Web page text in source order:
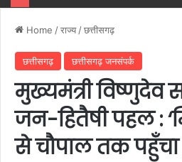
Home /राज्य /छत्तीसगढ़
छत्तीसगढ़ छत्तीसगढ़ जनसंपर्क
मुख्यमंत्री विष्णुदेव
जन-हितैषी पहल :
से चौपाल तक पहुँचा